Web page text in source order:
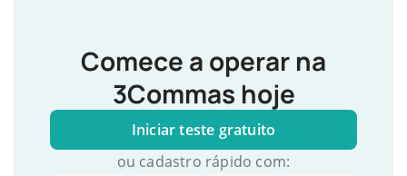
Comece a operar na
3Commas hoje
Iniciar teste gratuito
ou cadastro rápido com: